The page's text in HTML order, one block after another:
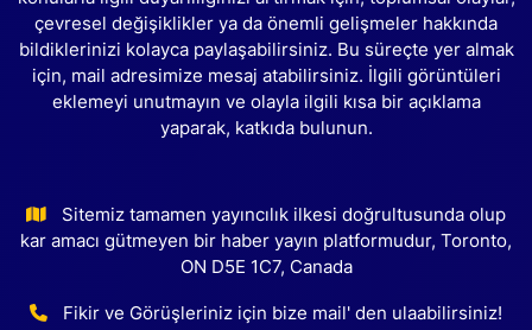
çevresel değişiklikler ya da önemli gelişmeler hakkında
bildiklerinizi kolayca paylaşabilirsiniz. Bu süreçte yer almak
için, mail adresimize mesaj atabilirsiniz. İlgili görüntüleri
eklemeyi unutmayın ve olayla ilgili kısa bir açıklama
yaparak, katkıda bulunun.
Sitemiz tamamen yayıncılık ilkesi doğrultusunda olup
kar amacı gütmeyen bir haber yayın platformudur, Toronto,
ON D5E 1C7, Canada
Fikir ve Görüşleriniz için bize mail' den ulaabilirsiniz!